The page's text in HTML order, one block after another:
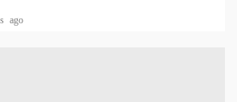
ago